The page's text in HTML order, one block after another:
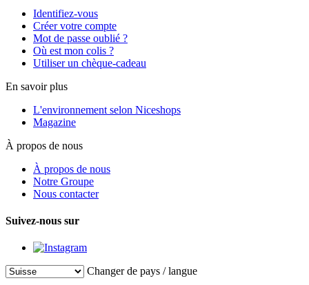
Identifiez-vous
Créer votre compte
Mot de passe oublié ?
Où est mon colis ?
Utiliser un chèque-cadeau
En savoir plus
L'environnement selon Niceshops
Magazine
À propos de nous
À propos de nous
Notre Groupe
Nous contacter
Suivez-nous sur
Changer de pays / langue